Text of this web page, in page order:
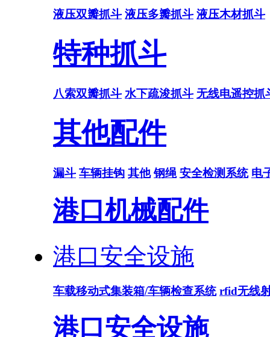
液压双瓣抓斗 液压多瓣抓斗 液压木材抓斗
特种抓斗
八索双瓣抓斗 水下疏浚抓斗 无线电遥控抓
其他配件
漏斗 车辆挂钩 其他 钢绳 安全检测系统 电
港口机械配件
港口安全设施
车载移动式集装箱/车辆检查系统 rfid无线
港口安全设施